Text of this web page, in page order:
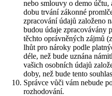
nebo smlouvy o demo
dobu trvání zákonné
zpracování údajů založeno
budou údaje zpracovávány
těchto oprávněných zájmů
lhůt pro nároky podle
déle, než bude uznána
vašich osobních údajů
doby, než bude tento
Správce vůči vám nebude
rozhodování.